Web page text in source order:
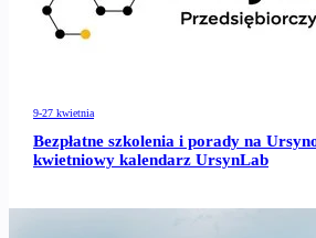
9-27 kwietnia
Bezpłatne szkolenia i porady na
kwietniowy kalendarz UrsynLab